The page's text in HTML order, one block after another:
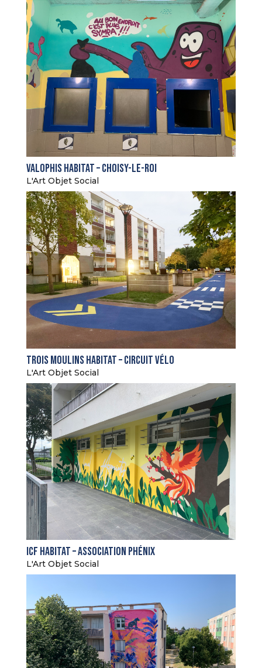
Valophis Habitat – Choisy-le-Roi
L'Art Objet Social
Trois Moulins Habitat – Circuit vélo
L'Art Objet Social
Icf Habitat – Association Phénix
L'Art Objet Social